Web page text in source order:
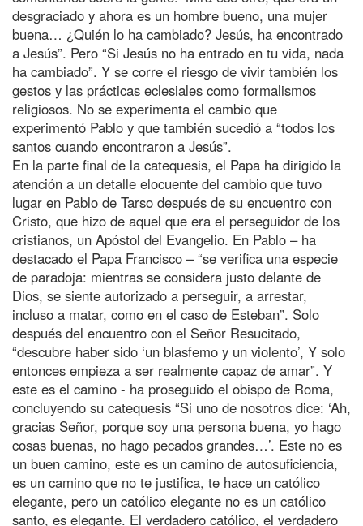
desgraciado y ahora es un hombre bueno, una mujer
buena… ¿Quién lo ha cambiado? Jesús, ha encontrado
a Jesús”. Pero “Si Jesús no ha entrado en tu vida, nada
ha cambiado”. Y se corre el riesgo de vivir también los
gestos y las prácticas eclesiales como formalismos
religiosos. No se experimenta el cambio que
experimentó Pablo y que también sucedió a “todos los
santos cuando encontraron a Jesús”.
En la parte final de la catequesis, el Papa ha dirigido la
atención a un detalle elocuente del cambio que tuvo
lugar en Pablo de Tarso después de su encuentro con
Cristo, que hizo de aquel que era el perseguidor de los
cristianos, un Apóstol del Evangelio. En Pablo – ha
destacado el Papa Francisco – “se verifica una especie
de paradoja: mientras se considera justo delante de
Dios, se siente autorizado a perseguir, a arrestar,
incluso a matar, como en el caso de Esteban”. Solo
después del encuentro con el Señor Resucitado,
“descubre haber sido ‘un blasfemo y un violento’, Y solo
entonces empieza a ser realmente capaz de amar”. Y
este es el camino - ha proseguido el obispo de Roma,
concluyendo su catequesis “Si uno de nosotros dice: ‘Ah,
gracias Señor, porque soy una persona buena, yo hago
cosas buenas, no hago pecados grandes…’. Este no es
un buen camino, este es un camino de autosuficiencia,
es un camino que no te justifica, te hace un católico
elegante, pero un católico elegante no es un católico
santo, es elegante. El verdadero católico, el verdadero